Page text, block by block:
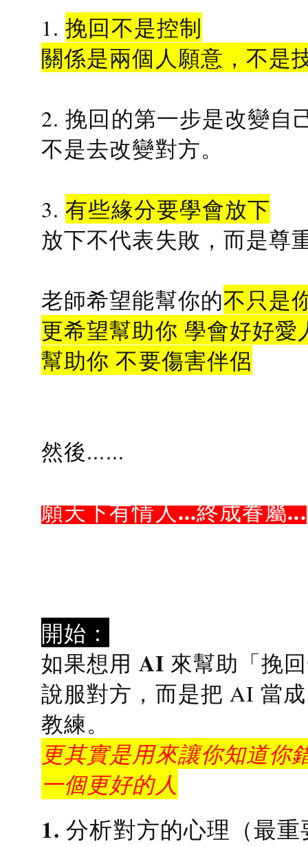
1.挽回不是控制
關係是兩個人願意，不是
2. 挽回的第一步是改變自
不是去改變對方。
3.有些緣分要學會放下
放下不代表失敗，而是尊
老師希望能幫你的不只是
更希望幫助你 學會好好愛
幫助你 不要傷害伴侶
然後......
願天下有情人...終成眷屬...
開始：
如果想用 AI 來幫助「挽
說服對方，而是把 AI 當
教練。
更其實是用來讓你知道你
一個更好的人
1. 分析對方的心理（最